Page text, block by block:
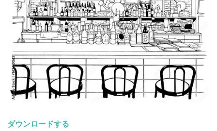
ダウンロードする